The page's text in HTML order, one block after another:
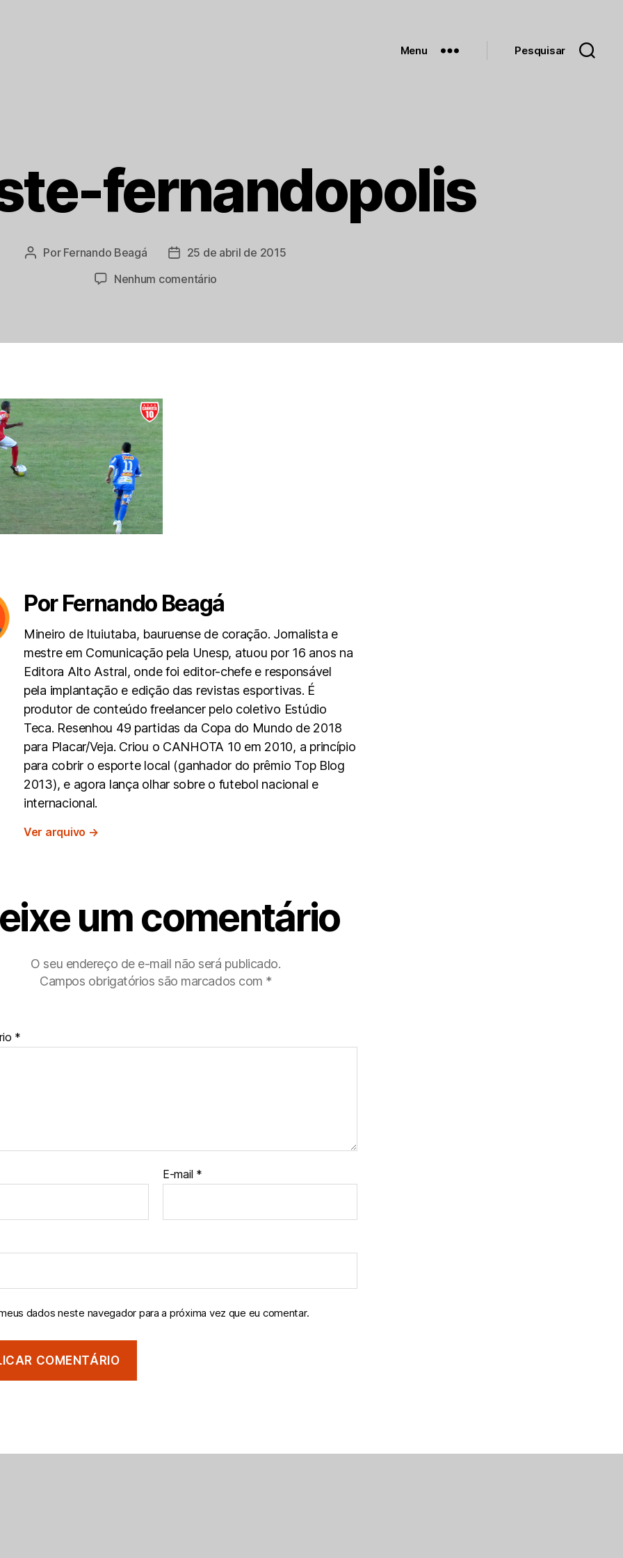
Menu Pesquisar
fernandopolis
Autor
Por Fernando Beagá
Data
publicação
25 de abril de 2015
Nenhum comentário
Por Fernando Beagá
Mineiro de Ituiutaba, bauruense de coração. Jornalista e
mestre em Comunicação pela Unesp, atuou por 16 anos na
Editora Alto Astral, onde foi editor-chefe e responsável
pela implantação e edição das revistas esportivas. É
produtor de conteúdo freelancer pelo coletivo Estúdio
Teca. Resenhou 49 partidas da Copa do Mundo de 2018
para Placar/Veja. Criou o CANHOTA 10 em 2010, a princípio
para cobrir o esporte local (ganhador do prêmio Top Blog
2013), e agora lança olhar sobre o futebol nacional e
internacional.
Ver arquivo →
um comentário
O seu endereço de e-mail não será publicado.
Campos obrigatórios são marcados com *
*
E-mail *
dados neste navegador para a próxima vez que eu comentar.